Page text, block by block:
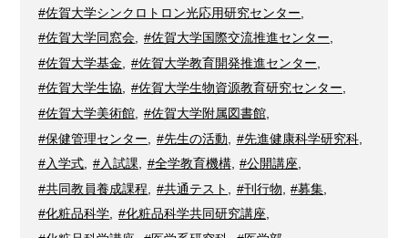
#佐賀大学シンクロトロン光応用研究センター
#佐賀大学同窓会
#佐賀大学国際交流推進センター
#佐賀大学基金
#佐賀大学教育開発推進センター
#佐賀大学生協, #佐賀大学生物資源教育研究センター,
#佐賀大学美術館
#佐賀大学附属図書館,
#保健管理センター
#先生の活動 #先進健康科学研究科,
#入学式
#入試課 #全学教育機構, #公開講座
#共同教員養成課程
#共通テスト #刊行物 #募集
#化粧品科学, #化粧品科学共同研究講座,